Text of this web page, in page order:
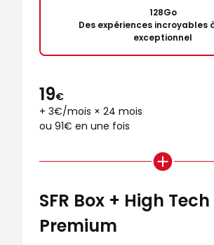
128Go
Des expériences incroyables
exceptionnel
19€
+ 3€/mois × 24 mois
ou 91€ en une fois
SFR Box + High
Premium